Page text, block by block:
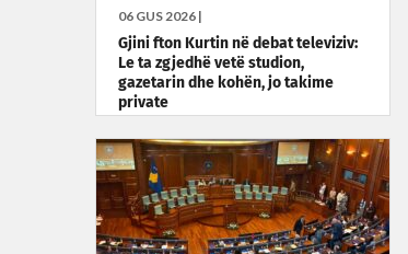
06 GUS 2026 |
Gjini fton Kurtin në debat televiziv:
Le ta zgjedhë vetë studion,
gazetarin dhe kohën, jo takime
private